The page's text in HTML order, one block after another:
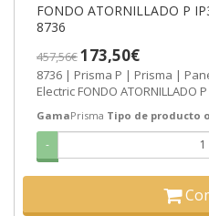
FONDO ATORNILLADO P
8736
457,56€173,50€
8736 | Prisma P | Prisma | Panel
Electric FONDO ATORNILLADO P
GamaPrisma Tipo de producto
-